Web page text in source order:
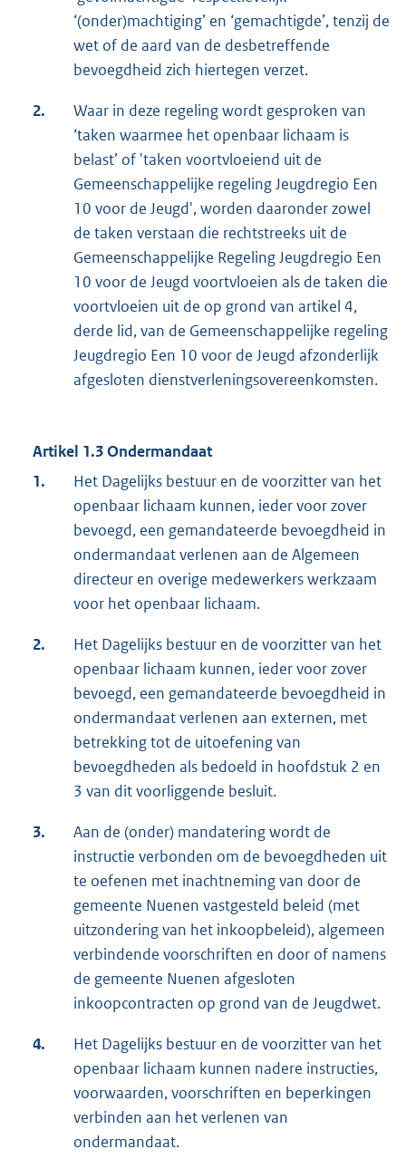
‘(onder)machtiging’ en ‘gemachtigde’, tenzij de
wet of de aard van de desbetreffende
bevoegdheid zich hiertegen verzet.
2.
Waar in deze regeling wordt gesproken van
‘taken waarmee het openbaar lichaam is
belast’ of 'taken voortvloeiend uit de
Gemeenschappelijke regeling Jeugdregio Een
10 voor de Jeugd', worden daaronder zowel
de taken verstaan die rechtstreeks uit de
Gemeenschappelijke Regeling Jeugdregio Een
10 voor de Jeugd voortvloeien als de taken die
voortvloeien uit de op grond van artikel 4,
derde lid, van de Gemeenschappelijke regeling
Jeugdregio Een 10 voor de Jeugd afzonderlijk
afgesloten dienstverleningsovereenkomsten.
Artikel 1.3 Ondermandaat
1.
Het Dagelijks bestuur en de voorzitter van het
openbaar lichaam kunnen, ieder voor zover
bevoegd, een gemandateerde bevoegdheid in
ondermandaat verlenen aan de Algemeen
directeur en overige medewerkers werkzaam
voor het openbaar lichaam.
2.
Het Dagelijks bestuur en de voorzitter van het
openbaar lichaam kunnen, ieder voor zover
bevoegd, een gemandateerde bevoegdheid in
ondermandaat verlenen aan externen, met
betrekking tot de uitoefening van
bevoegdheden als bedoeld in hoofdstuk 2 en
3 van dit voorliggende besluit.
3.
Aan de (onder) mandatering wordt de
instructie verbonden om de bevoegdheden uit
te oefenen met inachtneming van door de
gemeente Nuenen vastgesteld beleid (met
uitzondering van het inkoopbeleid), algemeen
verbindende voorschriften en door of namens
de gemeente Nuenen afgesloten
inkoopcontracten op grond van de Jeugdwet.
4.
Het Dagelijks bestuur en de voorzitter van het
openbaar lichaam kunnen nadere instructies,
voorwaarden, voorschriften en beperkingen
verbinden aan het verlenen van
ondermandaat.